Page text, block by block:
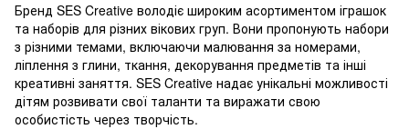
Бренд SES Creative володіє широким асортиментом іграшок
та наборів для різних вікових груп. Вони пропонують набори
з різними темами, включаючи малювання за номерами,
ліплення з глини, ткання, декорування предметів та інші
креативні заняття. SES Creative надає унікальні можливості
дітям розвивати свої таланти та виражати свою
особистість через творчість.